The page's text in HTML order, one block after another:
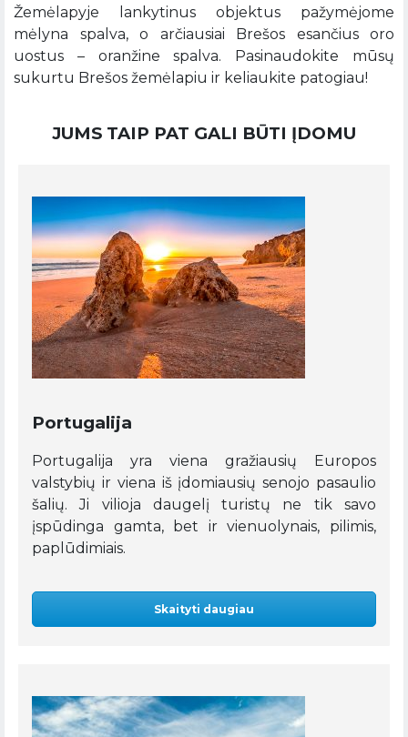
Žemėlapyje lankytinus objektus pažymėjome
mėlyna spalva, o arčiausiai Brešos esančius oro
uostus – oranžine spalva. Pasinaudokite mūsų
sukurtu Brešos žemėlapiu ir keliaukite patogiau!
JUMS TAIP PAT GALI BŪTI ĮDOMU
Portugalija
Portugalija yra viena gražiausių Europos
valstybių ir viena iš įdomiausių senojo pasaulio
šalių. Ji vilioja daugelį turistų ne tik savo
įspūdinga gamta, bet ir vienuolynais, pilimis,
paplūdimiais.
Skaityti daugiau